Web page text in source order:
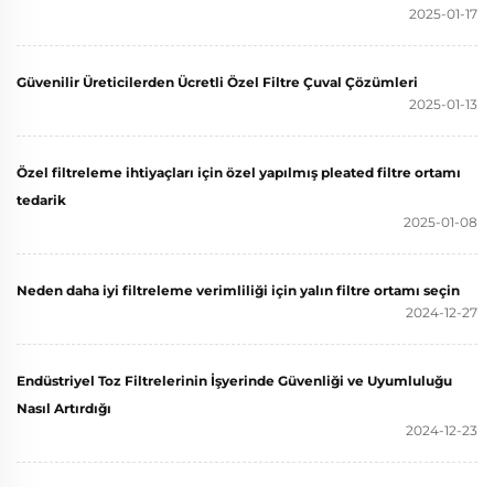
2025-01-17
Güvenilir Üreticilerden Ücretli Özel Filtre Çuval Çözümleri
2025-01-13
Özel filtreleme ihtiyaçları için özel yapılmış pleated filtre ortamı
tedarik
2025-01-08
Neden daha iyi filtreleme verimliliği için yalın filtre ortamı seçin
2024-12-27
Endüstriyel Toz Filtrelerinin İşyerinde Güvenliği ve Uyumluluğu
Nasıl Artırdığı
2024-12-23